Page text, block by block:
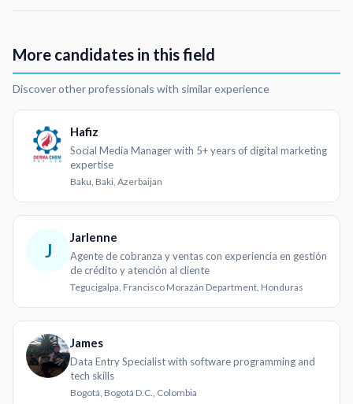
More candidates in this field
Discover other professionals with similar experience
Hafiz
Social Media Manager with 5+ years of digital marketing
expertise
Baku, Baki, Azerbaijan
J
Jarlenne
Agente de cobranza y ventas con experiencia en gestión
de crédito y atención al cliente
Tegucigalpa, Francisco Morazán Department, Honduras
James
Data Entry Specialist with software programming and
tech skills
Bogotá, Bogotá D.C., Colombia